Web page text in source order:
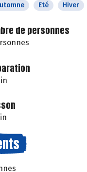
Eté Hiver
de personnes